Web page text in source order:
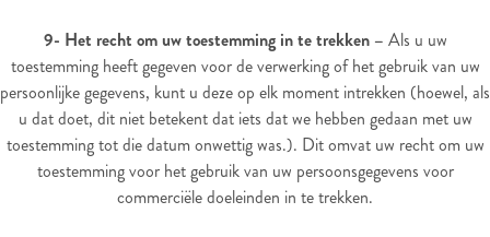
9- Het recht om uw toestemming in te trekken – Als u uw
toestemming heeft gegeven voor de verwerking of het gebruik van uw
persoonlijke gegevens, kunt u deze op elk moment intrekken (hoewel, als
u dat doet, dit niet betekent dat iets dat we hebben gedaan met uw
toestemming tot die datum onwettig was.). Dit omvat uw recht om uw
toestemming voor het gebruik van uw persoonsgegevens voor
commerciële doeleinden in te trekken.